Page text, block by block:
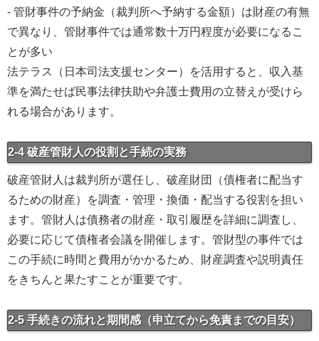
- 管財事件の予納金（裁判所へ予納する金額）は財産の有無
で異なり、管財事件では通常数十万円程度が必要になるこ
とが多い
法テラス（日本司法支援センター）を活用すると、収入基
準を満たせば民事法律扶助や弁護士費用の立替えが受けら
れる場合があります。
2-4 破産管財人の役割と手続の実務
破産管財人は裁判所が選任し、破産財団（債権者に配当す
るための財産）を調査・管理・換価・配当する役割を担い
ます。管財人は債務者の財産・取引履歴を詳細に調査し、
必要に応じて債権者会議を開催します。管財型の事件では
この手続に時間と費用がかかるため、財産調査や説明責任
をきちんと果たすことが重要です。
2-5 手続きの流れと期間感（申立てから免責までの目安）